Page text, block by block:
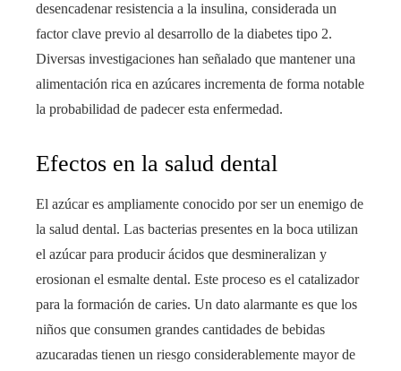
desencadenar resistencia a la insulina, considerada un
factor clave previo al desarrollo de la diabetes tipo 2.
Diversas investigaciones han señalado que mantener una
alimentación rica en azúcares incrementa de forma notable
la probabilidad de padecer esta enfermedad.
Efectos en la salud dental
El azúcar es ampliamente conocido por ser un enemigo de
la salud dental. Las bacterias presentes en la boca utilizan
el azúcar para producir ácidos que desmineralizan y
erosionan el esmalte dental. Este proceso es el catalizador
para la formación de caries. Un dato alarmante es que los
niños que consumen grandes cantidades de bebidas
azucaradas tienen un riesgo considerablemente mayor de